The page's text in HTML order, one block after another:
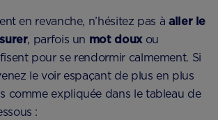
en revanche, n’hésitez pas à aller le
, parfois un mot douxou
pour se rendormir calmement. Si
le voir espaçant de plus en plus
comme expliquée dans le tableau de
: